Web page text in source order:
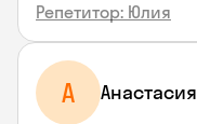
Репетитор: Юлия
А Анастасия